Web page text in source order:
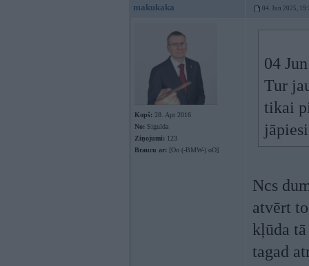
makukaka 04. Jun 2025,
Kopš: 28. Apr 2016
No: Sigulda
Ziņojumi: 123
Braucu ar: [Oo (-BMW-) oO]
04
Tur
tikai
Ncs
atvērt
kļūda
tagad